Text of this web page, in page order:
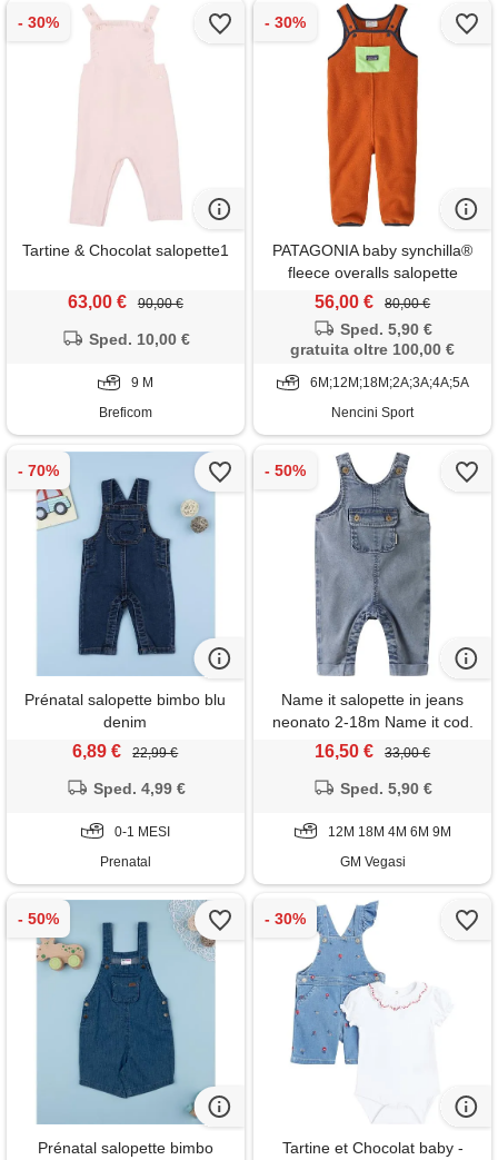
Tartine & Chocolat salopette1
63,00 € 90,00 €
Sped. 10,00 €
9 M
Breficom
PATAGONIA baby synchilla®
fleece overalls salopette
bambino
56,00 € 80,00 €
Sped. 5,90 €
gratuita oltre 100,00 €
6M;12M;18M;2A;3A;4A;5A
Nencini Sport
Prénatal salopette bimbo blu
denim
6,89 € 22,99 €
Sped. 4,99 €
0-1 MESI
Prenatal
Name it salopette in jeans
neonato 2-18m Name it cod.
13247785 - blu
16,50 € 33,00 €
Sped. 5,90 €
12M 18M 4M 6M 9M
GM Vegasi
Prénatal salopette bimbo
Tartine et Chocolat baby -